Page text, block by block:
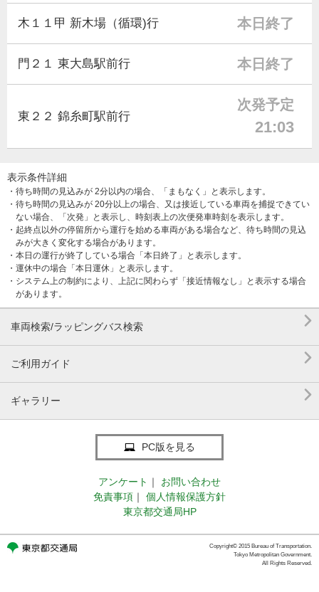
木１１甲 新木場（循環)行 本日終了
門２１ 東大島駅前行 本日終了
東２２ 錦糸町駅前行
次発予定
21:03
表示条件詳細
・待ち時間の見込みが 2分以内の場合、「まもなく」と表示します。
・待ち時間の見込みが 20分以上の場合、又は接近している車両を捕捉できてい
ない場合、「次発」と表示し、時刻表上の次便発車時刻を表示します。
・起終点以外の停留所から運行を始める車両がある場合など、待ち時間の見込
みが大きく変化する場合があります。
・本日の運行が終了している場合「本日終了」と表示します。
・運休中の場合「本日運休」と表示します。
・システム上の制約により、上記に関わらず「接近情報なし」と表示する場合
があります。
車両検索/ラッピングバス検索 
ご利用ガイド 
ギャラリー 
PC版を見る
アンケート ｜
お問い合わせ
免責事項 ｜
個人情報保護方針
東京都交通局HP
Copyright© 2015 Bureau of Transportation.
Tokyo Metropolitan Government.
All Rights Reserved.